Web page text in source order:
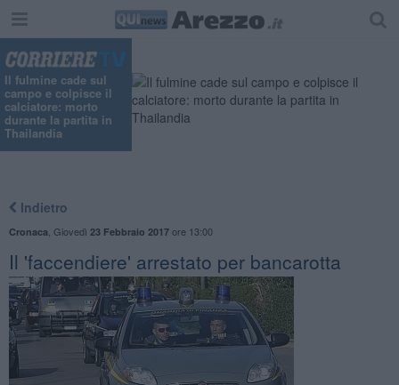
Il fulmine cade sul
campo e colpisce il
calciatore: morto
durante la partita in
Thailandia
Indietro
Cronaca Giovedì 23 Febbraio 2017ore 13:00
Il 'faccendiere' arrestato per bancarotta